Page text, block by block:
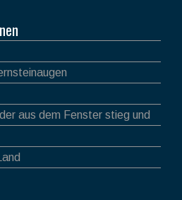
aus dem Fenster stieg und